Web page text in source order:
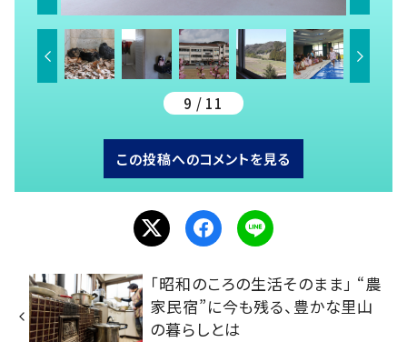
9 / 11
この投稿へのコメントを見る
「昭和のころの生活そのまま」 “農
家民宿”に今も残る、豊かな里山
の暮らしとは